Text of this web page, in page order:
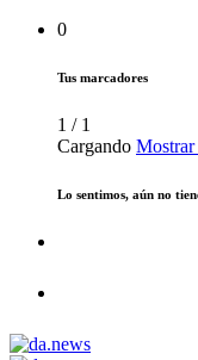
0
Tus marcadores
1 / 1
Cargando
Lo sentimos, aún no